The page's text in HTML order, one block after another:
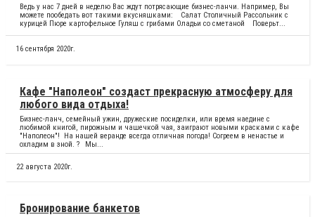
Ведь у нас 7 дней в неделю Вас ждут потрясающие бизнес-ланчи. Например, Вы
можете пообедать вот такими вкусняшками: ⠀Салат Столичный Рассольник с
курицей Пюре картофельное Гуляш с грибами Оладьи со сметаной ⠀Поверьт...
16 сентября 2020г.
Кафе "Наполеон" создаст прекрасную атмосферу для
любого вида отдыха!
Бизнес-ланч, семейный ужин, дружеские посиделки, или время наедине с
любимой книгой, пирожным и чашечкой чая, заиграют новыми красками с кафе
"Наполеон"! На нашей веранде всегда отличная погода! Согреем в ненастье и
охладим в зной. ?⠀Мы...
22 августа 2020г.
Бронирование банкетов